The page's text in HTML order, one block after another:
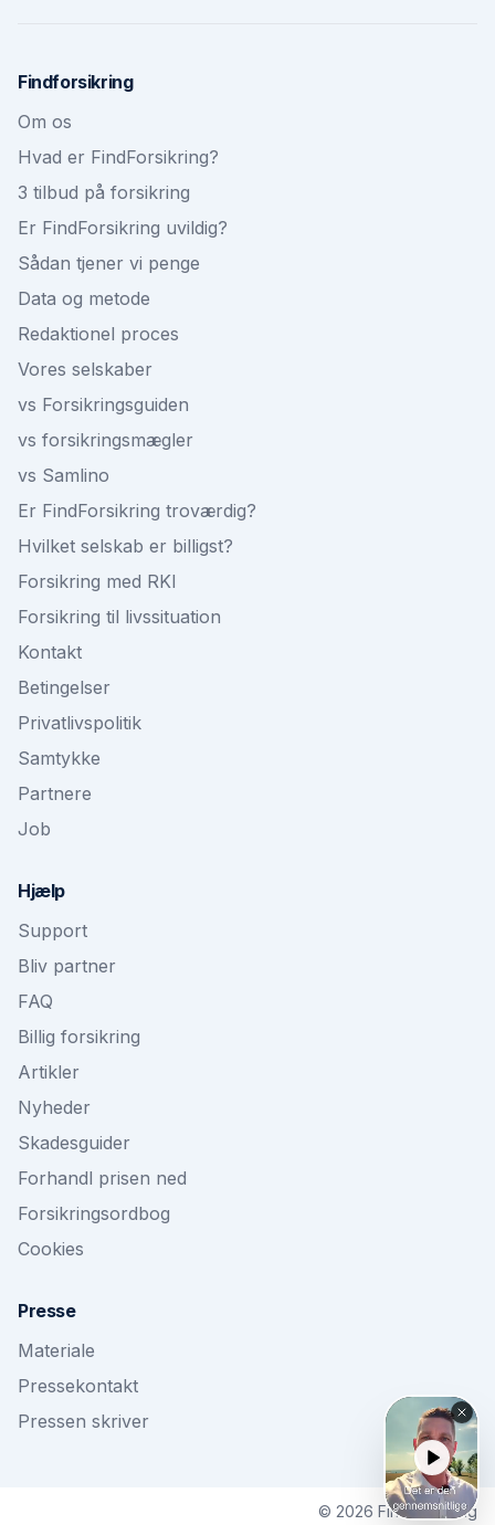
Findforsikring
Om os
Hvad er FindForsikring?
3 tilbud på forsikring
Er FindForsikring uvildig?
Sådan tjener vi penge
Data og metode
Redaktionel proces
Vores selskaber
vs Forsikringsguiden
vs forsikringsmægler
vs Samlino
Er FindForsikring troværdig?
Hvilket selskab er billigst?
Forsikring med RKI
Forsikring til livssituation
Kontakt
Betingelser
Privatlivspolitik
Samtykke
Partnere
Job
Hjælp
Support
Bliv partner
FAQ
Billig forsikring
Artikler
Nyheder
Skadesguider
Forhandl prisen ned
Forsikringsordbog
Cookies
Presse
Materiale
Pressekontakt
Pressen skriver
© 2026 Findforsikring